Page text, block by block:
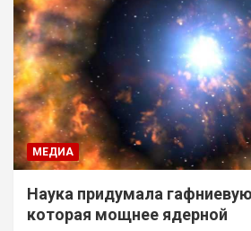
МЕДИА
Наука придумала
которая мощнее ядерной